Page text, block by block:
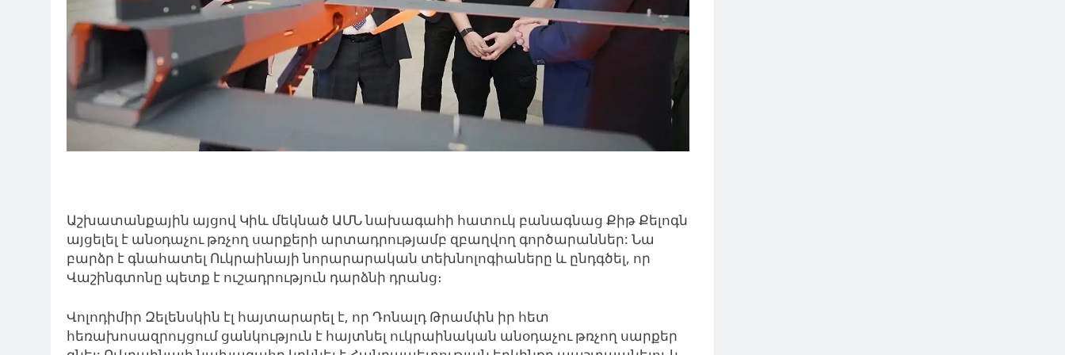
Աշխատանքային այցով Կիև մեկնած ԱՄՆ նախագահի հատուկ բանագնաց Քիթ Քելոգն
այցելել է անօդաչու թռչող սարքերի արտադրությամբ զբաղվող գործարաններ: Նա
բարձր է գնահատել Ուկրաինայի նորարարական տեխնոլոգիաները և ընդգծել, որ
Վաշինգտոնը պետք է ուշադրություն դարձնի դրանց։
Վոլոդիմիր Զելենսկին էլ հայտարարել է, որ Դոնալդ Թրամփն իր հետ
հեռախոսազրույցում ցանկություն է հայտնել ուկրաինական անօդաչու թռչող սարքեր